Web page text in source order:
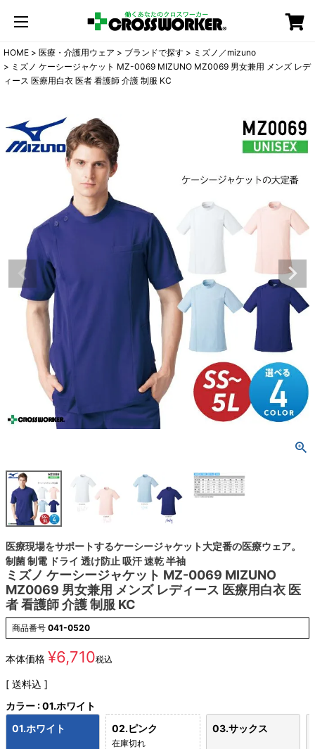
HOME 医療・介護用ウェア ブランドで探す
ミズノ／mizuno
ミズノ ケーシージャケット MZ-0069 MIZUNO MZ0069 男女兼用 メンズ レデ
ィース 医療用白衣 医者 看護師 介護 制服 KC
医療現場をサポートするケーシージャケット大定番の医療ウェア。
制菌 制電 ドライ 透け防止 吸汗 速乾 半袖
ミズノ ケーシージャケット MZ-0069 MIZUNO
MZ0069 男女兼用 メンズ レディース 医療用白衣 医
者 看護師 介護 制服 KC
商品番号 041-0520
本体価格 ¥6,710税込
送料込
カラー 01.ホワイト
01.ホワイト
02.ピンク
在庫切れ
03.サックス